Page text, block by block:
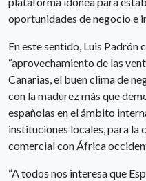
oportunidades de negocio e
En este sentido, Luis Padrón
“aprovechamiento de las
Canarias, el buen clima de
con la madurez más que
españolas en el ámbito
instituciones locales, para la
comercial con África
“A todos nos interesa que